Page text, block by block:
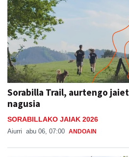
Sorabilla Trail, aurtengo
nagusia
SORABILLAKO JAIAK 2026
Aiurri abu 06, 07:00 ANDOAIN